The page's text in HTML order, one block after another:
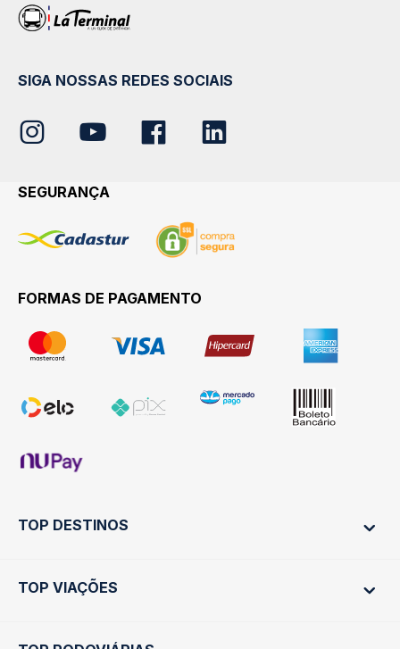
SIGA NOSSAS REDES SOCIAIS
SEGURANÇA
FORMAS DE PAGAMENTO
TOP DESTINOS
Ônibus Rio de Janeiro
TOP VIAÇÕES